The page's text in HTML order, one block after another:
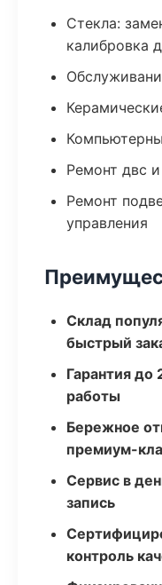
Стекла:
калибровка
Ремонт двс
Ремонт
управления
Склад
быстрый
Гарантия до
работы
Бережное
премиум-
Сервис в
запись
контроль